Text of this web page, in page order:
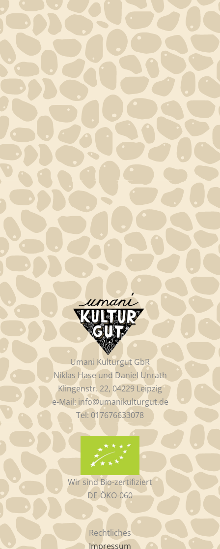
Umani Kulturgut GbR
Niklas Hase und Daniel Unrath
Klingenstr. 22, 04229 Leipzig
e-Mail: info@umanikulturgut.de
Tel: 017676633078
Wir sind Bio-zertifiziert
DE-ÖKO-060
Rechtliches
Impressum